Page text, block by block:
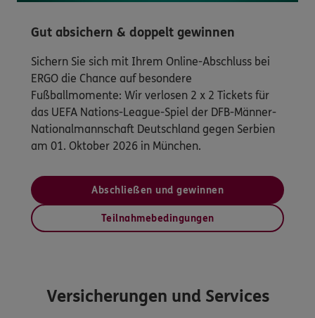
Gut absichern & doppelt gewinnen
Sichern Sie sich mit Ihrem Online-Abschluss bei
ERGO die Chance auf besondere
Fußballmomente: Wir verlosen 2 x 2 Tickets für
das UEFA Nations-League-Spiel der DFB-Männer-
Nationalmannschaft Deutschland gegen Serbien
am 01. Oktober 2026 in München.
Abschließen und gewinnen
Teilnahmebedingungen
Versicherungen und Services